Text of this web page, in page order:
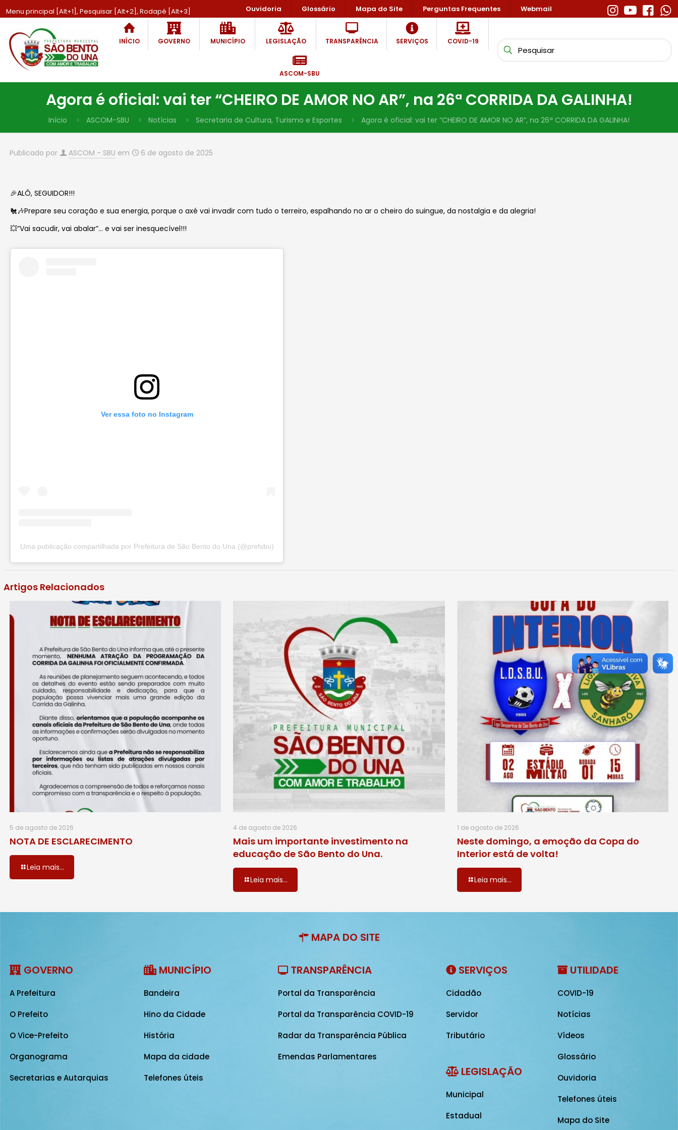
Menu principal [Alt+1], Pesquisar [Alt+2], Rodapé [Alt+3] Ouvidoria Glossário Mapa do Site Perguntas Frequentes Webmail
INÍCIO GOVERNO MUNICÍPIO LEGISLAÇÃO TRANSPARÊNCIA SERVIÇOS COVID-19
ASCOM-SBU
Agora é oficial: vai ter “CHEIRO DE AMOR NO AR”, na 26ª CORRIDA DA GALINHA!
Início ASCOM-SBU Notícias Secretaria de Cultura, Turismo e Esportes Agora é oficial: vai ter “CHEIRO DE AMOR NO AR”, na 26ª CORRIDA DA GALINHA!
Publicado por ASCOM - SBU em 6 de agosto de 2025
🎉ALÔ, SEGUIDOR!!!
🐔🎶Prepare seu coração e sua energia, porque o axé vai invadir com tudo o terreiro, espalhando no ar o cheiro do suingue, da nostalgia e da alegria!
💥”Vai sacudir, vai abalar”… e vai ser inesquecível!!!
Ver essa foto no Instagram
Uma publicação compartilhada por Prefeitura de São Bento do Una (@prefsbu)
Artigos Relacionados
5 de agosto de 2026
NOTA DE ESCLARECIMENTO
Leia mais...
4 de agosto de 2026
Mais um importante investimento na
educação de São Bento do Una.
Leia mais...
1 de agosto de 2026
Neste domingo, a emoção da Copa do
Interior está de volta!
Leia mais...
MAPA DO SITE
GOVERNO
A Prefeitura
O Prefeito
O Vice-Prefeito
Organograma
Secretarias e Autarquias
MUNICÍPIO
Bandeira
Hino da Cidade
História
Mapa da cidade
Telefones úteis
TRANSPARÊNCIA
Portal da Transparência
Portal da Transparência COVID-19
Radar da Transparência Pública
Emendas Parlamentares
SERVIÇOS
Cidadão
Servidor
Tributário
LEGISLAÇÃO
Municipal
Estadual
UTILIDADE
COVID-19
Notícias
Vídeos
Glossário
Ouvidoria
Telefones úteis
Mapa do Site